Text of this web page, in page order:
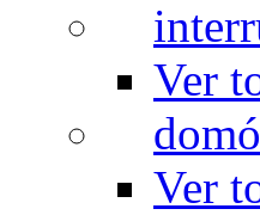
Ver
Ver